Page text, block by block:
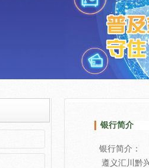
银行简介
银行简介：
遵义汇川黔兴村